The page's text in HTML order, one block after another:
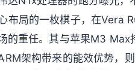
布局的一枚棋子，在Vera
的重任。其与苹果M3
架构带来的能效优势，